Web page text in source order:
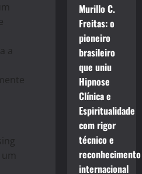
a
um
Murillo C.
Freitas: o
pioneiro
brasileiro
que uniu
Hipnose
Clínica e
Espiritualidade
com rigor
técnico e
reconhecimento
internacional